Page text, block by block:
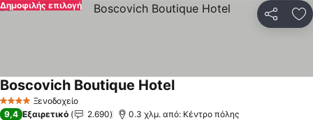
Δημοφιλής επιλογή
4 ΑστέριαΞενοδοχείο
Boscovich Boutique HotelΕμφάνιση τιμών
9,4 Εξαιρετικό 2.690 0.3 χλμ. από: Κέντρο πόλης